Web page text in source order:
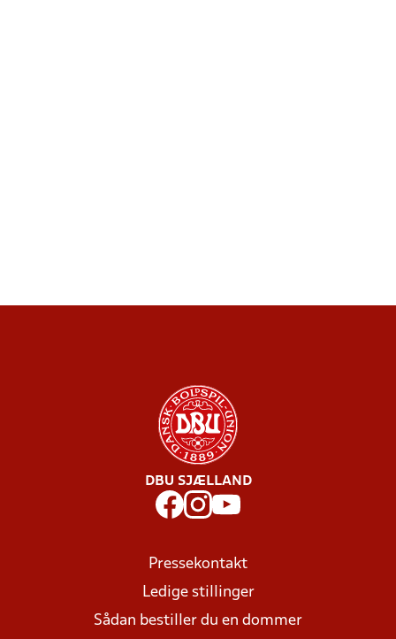
DBU SJÆLLAND
Pressekontakt
Ledige stillinger
Sådan bestiller du en dommer